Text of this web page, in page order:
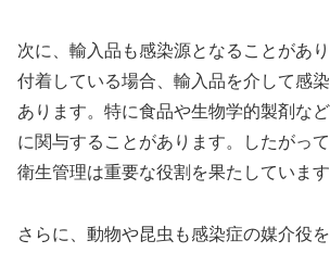
次に、輸入品も感染源となることがあ
付着している場合、輸入品を介して感
あります。特に食品や生物学的製剤な
に関与することがあります。したがっ
衛生管理は重要な役割を果たしています
さらに、動物や昆虫も感染症の媒介役